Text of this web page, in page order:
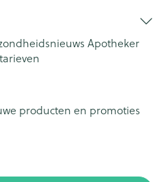
Apotheker
producten en promoties